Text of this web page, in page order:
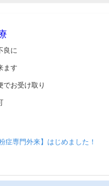
良に
ます
でお受け取り
症専門外来】はじめました！